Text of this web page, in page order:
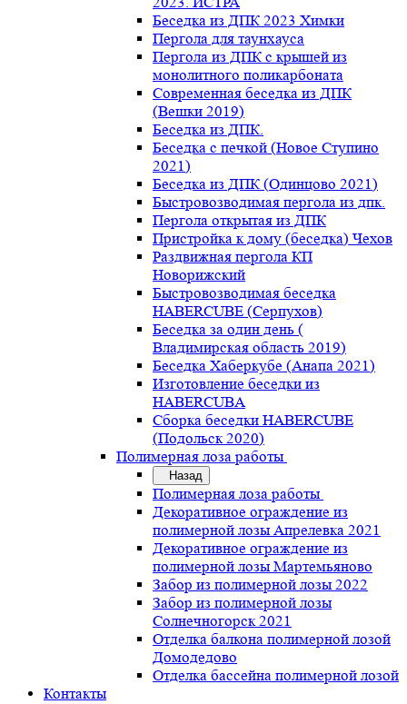
Беседка из ДПК 2023 Химки
Пергола для таунхауса
Пергола из ДПК с крышей из
монолитного поликарбоната
Современная беседка из ДПК
(Вешки 2019)
Беседка из ДПК.
Беседка с печкой (Новое Ступино
2021)
Беседка из ДПК (Одинцово 2021)
Быстровозводимая пергола из дпк.
Пергола открытая из ДПК
Пристройка к дому (беседка) Чехов
Раздвижная пергола КП
Новорижский
Быстровозводимая беседка
HABERCUBE (Серпухов)
Беседка за один день (
Владимирская область 2019)
Беседка Хаберкубе (Анапа 2021)
Изготовление беседки из
HABERCUBA
Сборка беседки HABERCUBE
(Подольск 2020)
Полимерная лоза работы
Назад
Полимерная лоза работы
Декоративное ограждение из
полимерной лозы Апрелевка 2021
Декоративное ограждение из
полимерной лозы Мартемьяново
Забор из полимерной лозы 2022
Забор из полимерной лозы
Солнечногорск 2021
Отделка балкона полимерной лозой
Домодедово
Отделка бассейна полимерной лозой
Контакты